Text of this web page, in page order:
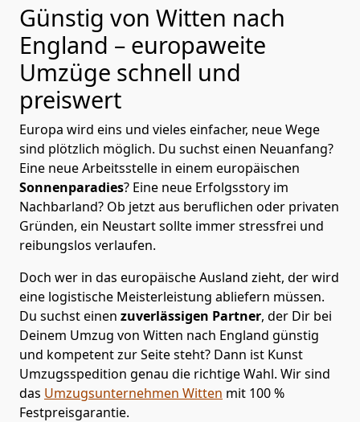
Günstig von Witten nach
England – europaweite
Umzüge schnell und
preiswert
Europa wird eins und vieles einfacher, neue Wege
sind plötzlich möglich. Du suchst einen Neuanfang?
Eine neue Arbeitsstelle in einem europäischen
Sonnenparadies? Eine neue Erfolgsstory im
Nachbarland? Ob jetzt aus beruflichen oder privaten
Gründen, ein Neustart sollte immer stressfrei und
reibungslos verlaufen.
Doch wer in das europäische Ausland zieht, der wird
eine logistische Meisterleistung abliefern müssen.
Du suchst einen zuverlässigen Partner, der Dir bei
Deinem Umzug von Witten nach England günstig
und kompetent zur Seite steht? Dann ist Kunst
Umzugsspedition genau die richtige Wahl. Wir sind
das Umzugsunternehmen Witten mit 100 %
Festpreisgarantie.